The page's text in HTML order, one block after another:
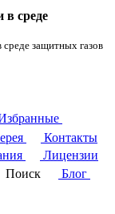
в среде
защитных газов
Контакты
Лицензии
Поиск
Блог